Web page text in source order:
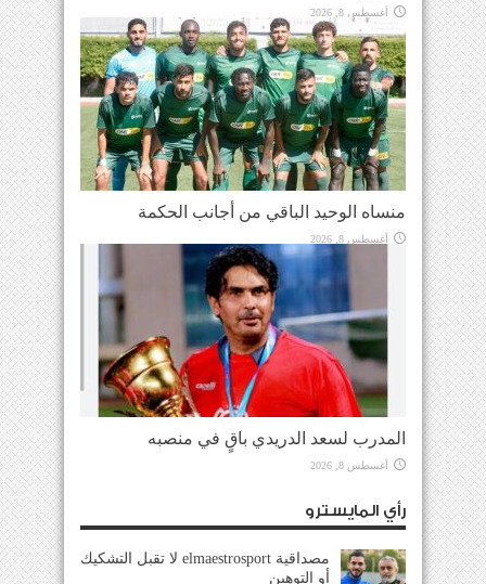
أغسطس 8, 2026
منساه الوحيد الباقي من أجانب الحكمة
أغسطس 8, 2026
المدرب لسعد الدريدي باقٍ في منصبه
أغسطس 8, 2026
رأي المايسترو
مصداقية elmaestrosport لا تقبل التشكيك
أو التوهين